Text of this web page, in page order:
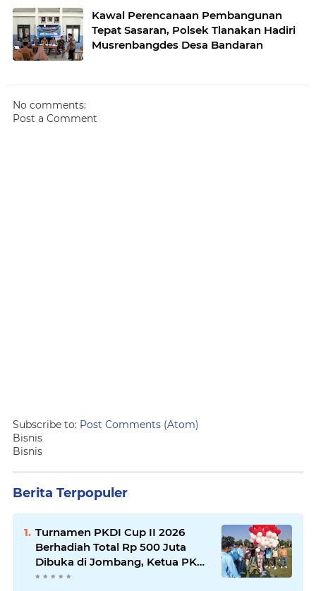
Kawal Perencanaan Pembangunan
Tepat Sasaran, Polsek Tlanakan Hadiri
Musrenbangdes Desa Bandaran
No comments:
Post a Comment
Subscribe to: Post Comments (Atom)
Bisnis
Bisnis
Berita Terpopuler
Turnamen PKDI Cup II 2026
Berhadiah Total Rp 500 Juta
Dibuka di Jombang, Ketua PKDI
Jatim Syaifullah Mahdi: Ajang